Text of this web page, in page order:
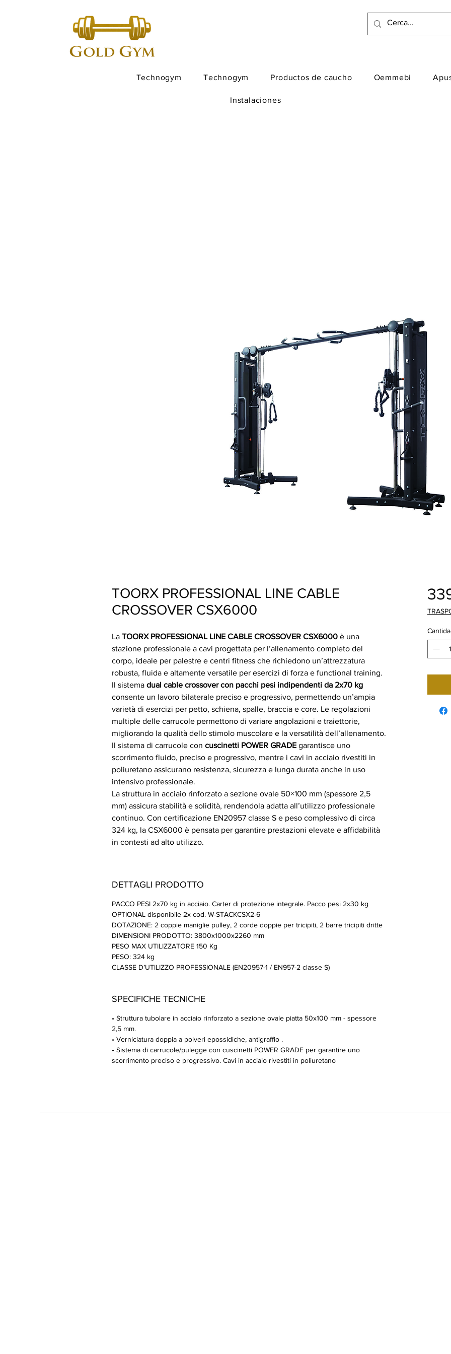
Technogym Technogym Productos de caucho Oemmebi
Instalaciones
TOORX PROFESSIONAL LINE CABLE
CROSSOVER CSX6000
La TOORX PROFESSIONAL LINE CABLE CROSSOVER CSX6000 è una
stazione professionale a cavi progettata per l’allenamento completo del
corpo, ideale per palestre e centri fitness che richiedono un’attrezzatura
robusta, fluida e altamente versatile per esercizi di forza e functional training.
Il sistema dual cable crossover con pacchi pesi indipendenti da 2x70 kg
consente un lavoro bilaterale preciso e progressivo, permettendo un’ampia
varietà di esercizi per petto, schiena, spalle, braccia e core. Le regolazioni
multiple delle carrucole permettono di variare angolazioni e traiettorie,
migliorando la qualità dello stimolo muscolare e la versatilità dell’allenamento.
Il sistema di carrucole con cuscinetti POWER GRADE garantisce uno
scorrimento fluido, preciso e progressivo, mentre i cavi in acciaio rivestiti in
poliuretano assicurano resistenza, sicurezza e lunga durata anche in uso
intensivo professionale.
La struttura in acciaio rinforzato a sezione ovale 50×100 mm (spessore 2,5
mm) assicura stabilità e solidità, rendendola adatta all’utilizzo professionale
continuo. Con certificazione EN20957 classe S e peso complessivo di circa
324 kg, la CSX6000 è pensata per garantire prestazioni elevate e affidabilità
in contesti ad alto utilizzo.
DETTAGLI PRODOTTO
PACCO PESI 2x70 kg in acciaio. Carter di protezione integrale. Pacco pesi 2x30 kg
OPTIONAL disponibile 2x cod. W-STACKCSX2-6
DOTAZIONE: 2 coppie maniglie pulley, 2 corde doppie per tricipiti, 2 barre tricipiti dritte
DIMENSIONI PRODOTTO: 3800x1000x2260 mm
PESO MAX UTILIZZATORE 150 Kg
PESO: 324 kg
CLASSE D’UTILIZZO PROFESSIONALE (EN20957-1 / EN957-2 classe S)
SPECIFICHE TECNICHE
• Struttura tubolare in acciaio rinforzato a sezione ovale piatta 50x100 mm - spessore
2,5 mm.
• Verniciatura doppia a polveri epossidiche, antigraffio .
• Sistema di carrucole/pulegge con cuscinetti POWER GRADE per garantire uno
scorrimento preciso e progressivo. Cavi in acciaio rivestiti in poliuretano